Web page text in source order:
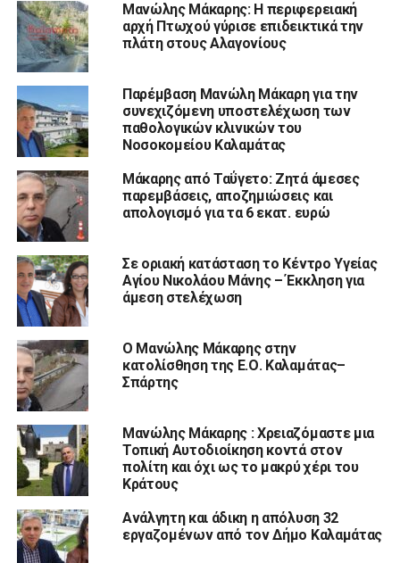
Μανώλης Μάκαρης: Η περιφερειακή
αρχή Πτωχού γύρισε επιδεικτικά την
πλάτη στους Αλαγονίους
Παρέμβαση Μανώλη Μάκαρη για την
συνεχιζόμενη υποστελέχωση των
παθολογικών κλινικών του
Νοσοκομείου Καλαμάτας
Μάκαρης από Ταΰγετο: Ζητά άμεσες
παρεμβάσεις, αποζημιώσεις και
απολογισμό για τα 6 εκατ. ευρώ
Σε οριακή κατάσταση το Κέντρο Υγείας
Αγίου Νικολάου Μάνης – Έκκληση για
άμεση στελέχωση
Ο Μανώλης Μάκαρης στην
κατολίσθηση της Ε.Ο. Καλαμάτας–
Σπάρτης
Μανώλης Μάκαρης : Χρειαζόμαστε μια
Τοπική Αυτοδιοίκηση κοντά στον
πολίτη και όχι ως το μακρύ χέρι του
Κράτους
Ανάλγητη και άδικη η απόλυση 32
εργαζομένων από τον Δήμο Καλαμάτας